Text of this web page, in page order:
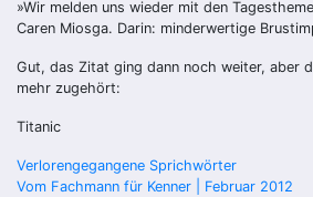
»Wir melden uns wieder mit den
Caren Miosga. Darin: minderwertige
Gut, das Zitat ging dann noch weiter, aber
mehr zugehört:
Titanic
Beitragsnavigation
Verlorengegangene Sprichwörter
Vom Fachmann für Kenner | Februar 2012